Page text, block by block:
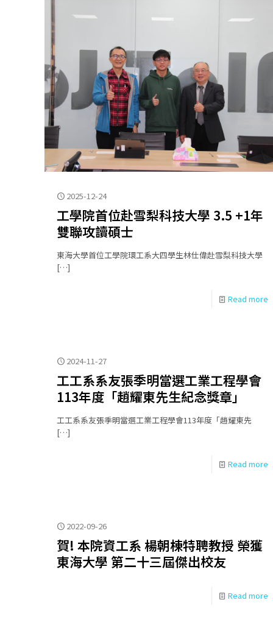
2025-12-24
工學院首位赴雪梨科技大學 3.5 +1年
雙聯攻讀碩士
東海大學首位工學院環工系大四學生林仕偉赴雪梨科技大學
[…]
Read more
2024-11-27
工工系系友張季明當選工業工程學會
113年度「趙耀東先生紀念獎章」
工工系系友張季明當選工業工程學會113年度「趙耀東先
[…]
Read more
2022-09-26
賀! 本院資工系 楊朝棟特聘教授 榮獲
東海大學 第二十三屆傑出校友
Read more